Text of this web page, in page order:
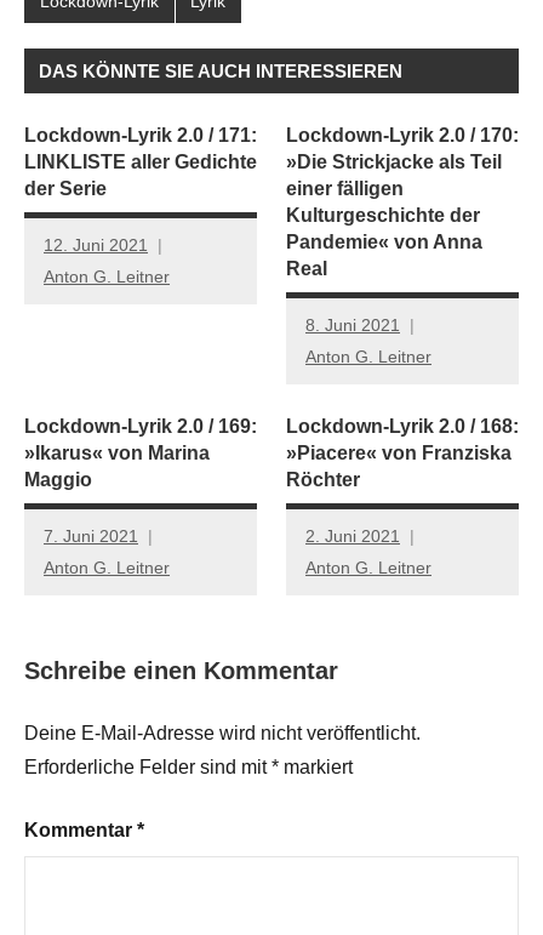
DAS KÖNNTE SIE AUCH INTERESSIEREN
Lockdown-Lyrik 2.0 / 171:
LINKLISTE aller Gedichte
der Serie
12. Juni 2021
Anton G. Leitner
Lockdown-Lyrik 2.0 / 170:
»Die Strickjacke als Teil
einer fälligen
Kulturgeschichte der
Pandemie« von Anna
Real
8. Juni 2021
Anton G. Leitner
Lockdown-Lyrik 2.0 / 169:
»Ikarus« von Marina
Maggio
7. Juni 2021
Anton G. Leitner
Lockdown-Lyrik 2.0 / 168:
»Piacere« von Franziska
Röchter
2. Juni 2021
Anton G. Leitner
Schreibe einen Kommentar
Deine E-Mail-Adresse wird nicht veröffentlicht.
Erforderliche Felder sind mit* markiert
Kommentar *